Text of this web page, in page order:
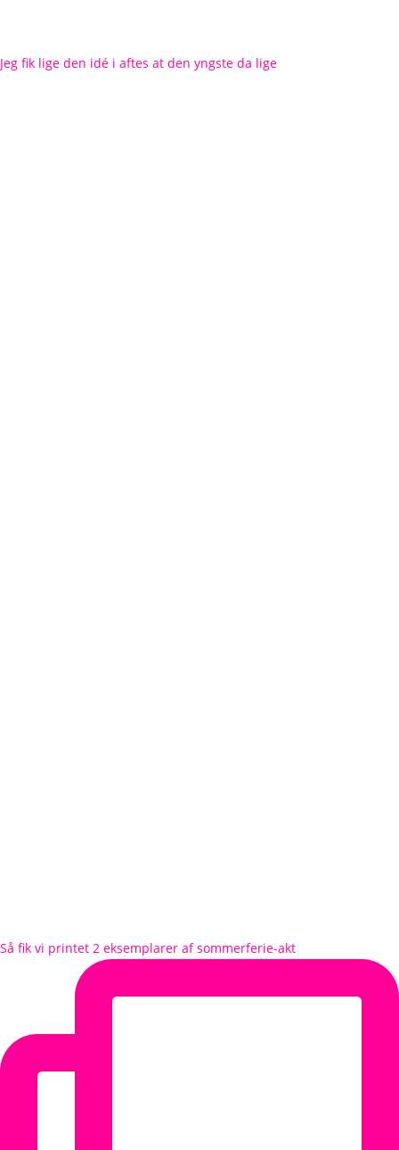
Jeg fik lige den idé i aftes at den yngste da lige
Så fik vi printet 2 eksemplarer af sommerferie-akt